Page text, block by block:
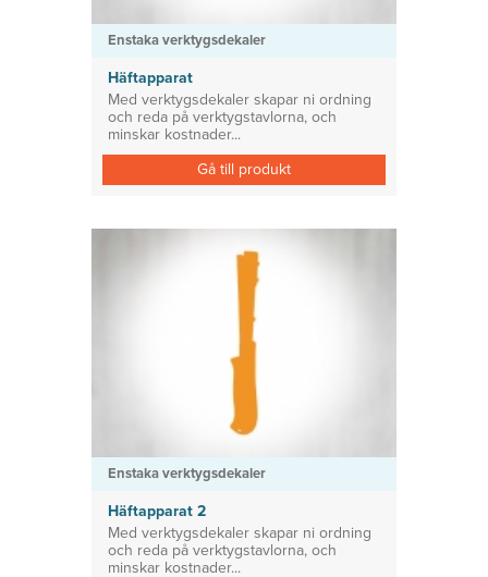
Enstaka verktygsdekaler
Häftapparat
Med verktygsdekaler skapar ni ordning
och reda på verktygstavlorna, och
minskar kostnader...
Gå till produkt
Enstaka verktygsdekaler
Häftapparat 2
Med verktygsdekaler skapar ni ordning
och reda på verktygstavlorna, och
minskar kostnader...